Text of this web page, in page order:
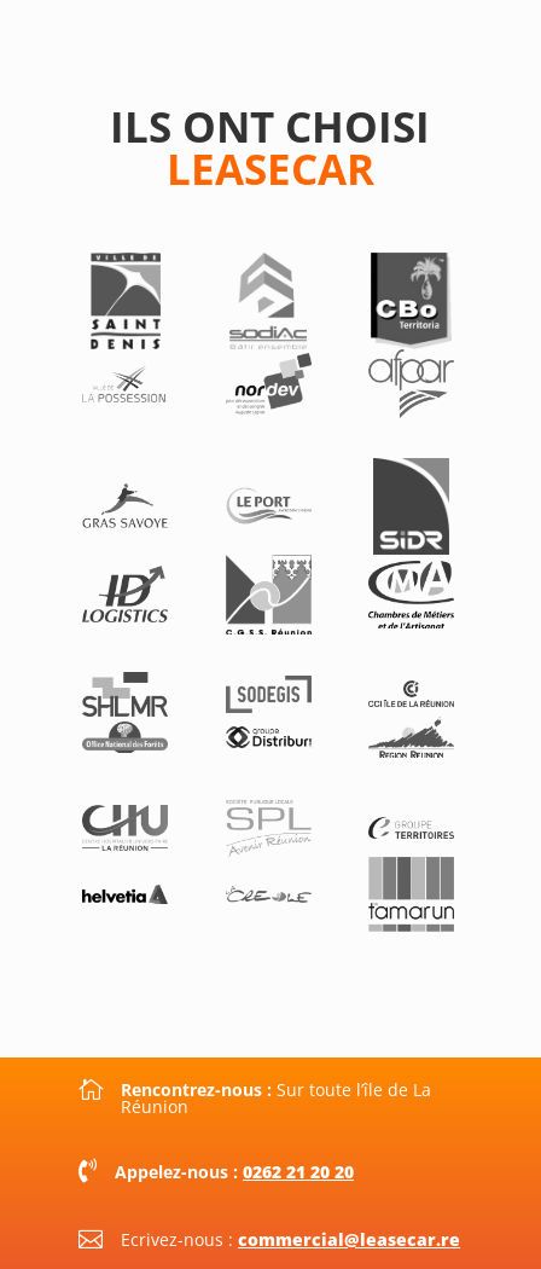
ILS ONT CHOISI
LEASECAR
 Rencontrez-nous :Sur toute l’île de La
Réunion
 Appelez-nous : 0262 21 20 20
 Ecrivez-nous : commercial@leasecar.re